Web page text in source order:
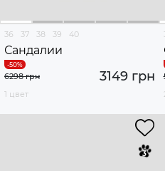
36 37 38 39 40
Сандалии
3149 грн
6298 грн
1 цвет